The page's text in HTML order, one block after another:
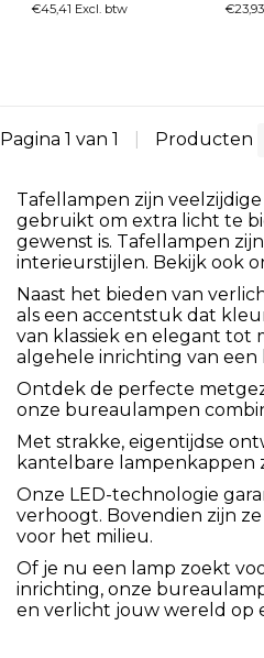
€45,41 Excl. btw
Pagina 1 van 1 Producten
Tafellampen zijn
gebruikt om extra licht te
gewenst is. Tafellampen
interieurstijlen. Bekijk ook
Naast het bieden van
als een accentstuk dat
van klassiek en elegant tot
algehele inrichting van een
Ontdek de perfecte
onze bureaulampen
Met strakke, eigentijdse
kantelbare lampenkappen
Onze LED-technologie
verhoogt. Bovendien zijn
voor het milieu.
Of je nu een lamp zoekt
inrichting, onze
en verlicht jouw wereld op